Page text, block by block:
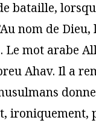
bataille,
nom de Dieu,
. Le mot arabe
Ahav. Il a
ironiquement,